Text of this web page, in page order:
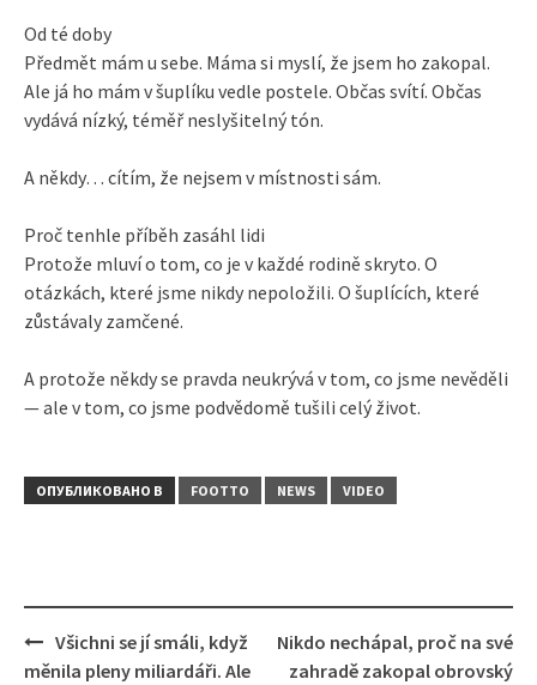
Od té doby
Předmět mám u sebe. Máma si myslí, že jsem ho zakopal.
Ale já ho mám v šuplíku vedle postele. Občas svítí. Občas
vydává nízký, téměř neslyšitelný tón.
A někdy… cítím, že nejsem v místnosti sám.
Proč tenhle příběh zasáhl lidi
Protože mluví o tom, co je v každé rodině skryto. O
otázkách, které jsme nikdy nepoložili. O šuplících, které
zůstávaly zamčené.
A protože někdy se pravda neukrývá v tom, co jsme nevěděli
— ale v tom, co jsme podvědomě tušili celý život.
ОПУБЛИКОВАНО В FOOTTO NEWS VIDEO
Навигация
Všichni se jí smáli, když
měnila pleny miliardáři. Ale
Nikdo nechápal, proč na své
zahradě zakopal obrovský